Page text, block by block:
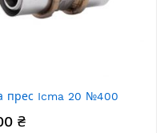
прес Icma 20 №400
₴